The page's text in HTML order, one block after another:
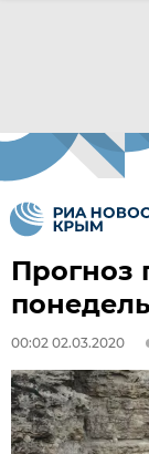
Прогноз
00:02 02.03.2020